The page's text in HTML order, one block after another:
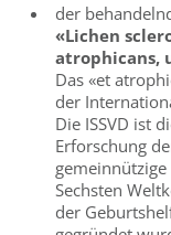
der
«Lichen
atrophicans,
Das «et
der
Die ISSVD ist
Erforschung
Sechsten
der